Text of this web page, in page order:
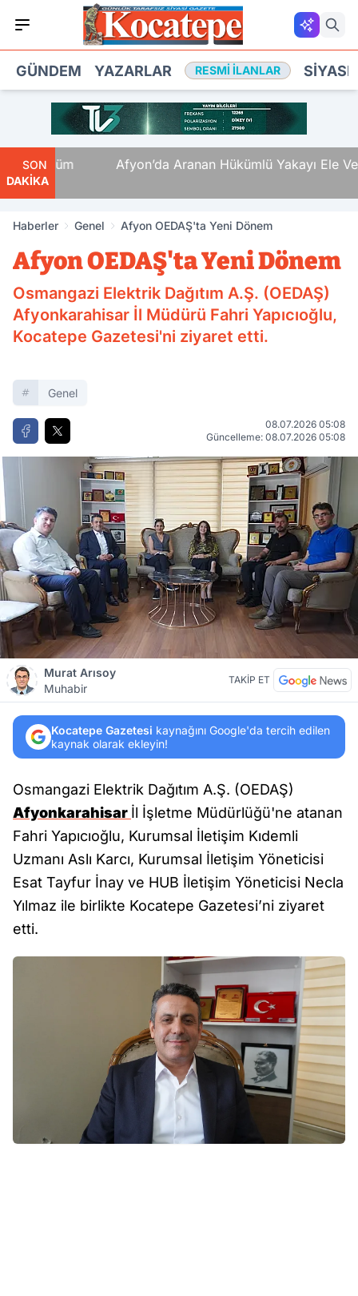
GÜNDEM YAZARLAR RESMI İLANLAR
SON
DAKİKA
Ölüm Afyon’da Aranan Hükümlü Yakayı Ele Verdi
Haberler Genel Afyon OEDAŞ'ta Yeni Dönem
Afyon OEDAŞ'ta Yeni Dönem
Osmangazi Elektrik Dağıtım A.Ş. (OEDAŞ)
Afyonkarahisar İl Müdürü Fahri Yapıcıoğlu,
Kocatepe Gazetesi'ni ziyaret etti.
Genel
08.07.2026 05:08
Güncelleme: 08.07.2026 05:08
Murat Arısoy
Muhabir
TAKİP ET
Kocatepe Gazetesi kaynağını Google'da tercih edilen
kaynak olarak ekleyin!
Osmangazi Elektrik Dağıtım A.Ş. (OEDAŞ)
Afyonkarahisar İl İşletme Müdürlüğü'ne atanan
Fahri Yapıcıoğlu, Kurumsal İletişim Kıdemli
Uzmanı Aslı Karcı, Kurumsal İletişim Yöneticisi
Esat Tayfur İnay ve HUB İletişim Yöneticisi Necla
Yılmaz ile birlikte Kocatepe Gazetesi’ni ziyaret
etti.